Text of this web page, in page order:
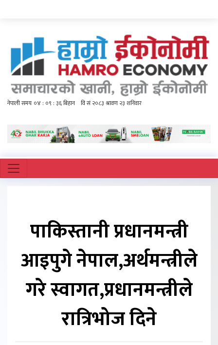
पाकिस्तानी प्रधानमन्त्री
आइपुगे नेपाल,अर्थमन्त्रीले
गरे स्वागत,प्रधानमन्त्रीले
रात्रिभोज दिने